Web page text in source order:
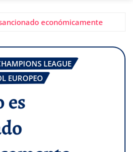
económicamente
LEAGUE
EUROPEO
es